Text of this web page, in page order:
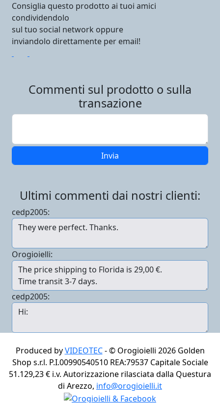
Consiglia questo prodotto ai tuoi amici
condividendolo
sul tuo social network oppure
inviandolo direttamente per email!
Commenti sul prodotto o sulla
transazione
Ultimi commenti dai nostri clienti:
cedp2005:
Orogioielli:
cedp2005:
Produced byVIDEOTEC - © Orogioielli 2026Golden
Shop s.r.l. P.I.00990540510 REA:79537 Capitale Sociale
51.129,23 € i.v. Autorizzazione rilasciata dalla Questura
di Arezzo, info@orogioielli.it